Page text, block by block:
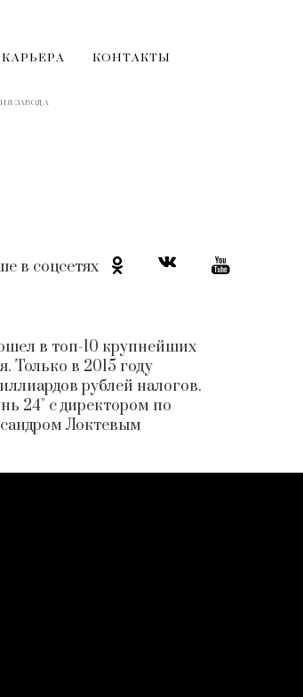
КАРЬЕРА КОНТАКТЫ
ЗАВОДА
в соцсетях
в топ-10 крупнейших
Только в 2015 году
рублей налогов.
24" с директором по
Локтевым